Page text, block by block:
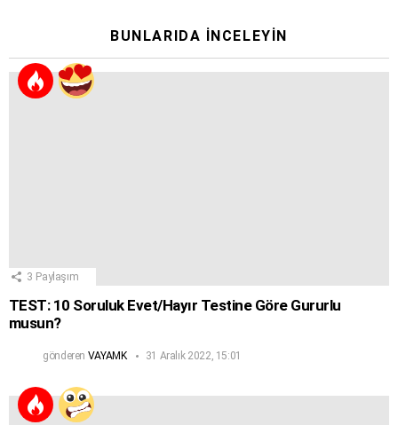
BUNLARIDA İNCELEYIN
3 Paylaşım
TEST: 10 Soruluk Evet/Hayır Testine Göre Gururlu
musun?
gönderen VAYAMK 31 Aralık 2022, 15:01